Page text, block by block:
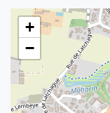
+
−